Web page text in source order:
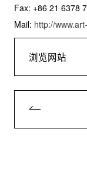
Fax: +86 21 6378
Mail: http://
浏览网站